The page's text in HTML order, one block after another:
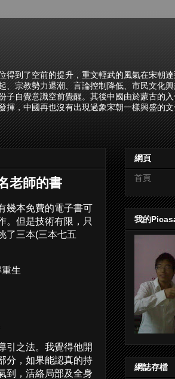
得到了空前的提升，重文輕武的風氣在宋朝
宗教勢力退潮、言論控制降低、市民文化
子自覺意識空前覺醒。其後中國由於蒙古的
揮，中國再也沒有出現過象宋朝一樣興盛的
老師的書
幾本免費的電子書可
。但是技術有限，只
了三本(三本七五
生
引之法。我覺得他開
分，如果能認真的持
到，活絡局部及全身
網頁
首頁
我的
網誌存檔